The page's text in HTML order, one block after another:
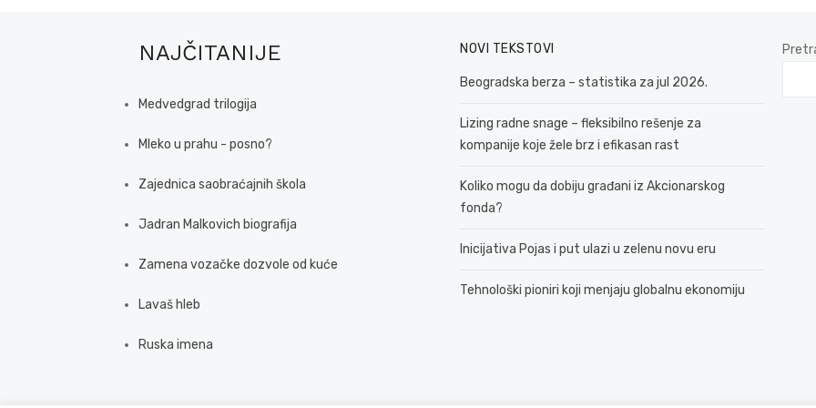
NAJČITANIJE
Medvedgrad trilogija
Mleko u prahu - posno?
Zajednica saobraćajnih škola
Jadran Malkovich biografija
Zamena vozačke dozvole od kuće
Lavaš hleb
Ruska imena
NOVI TEKSTOVI
Beogradska berza – statistika za jul 2026.
Lizing radne snage – fleksibilno rešenje za
kompanije koje žele brz i efikasan rast
Koliko mogu da dobiju građani iz Akcionarskog
fonda?
Inicijativa Pojas i put ulazi u zelenu novu eru
Tehnološki pioniri koji menjaju globalnu ekonomiju